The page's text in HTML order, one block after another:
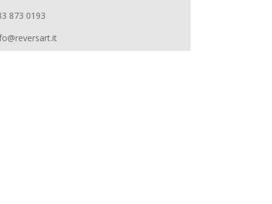
873 0193